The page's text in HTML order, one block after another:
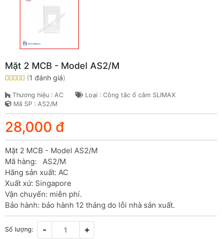
Mặt 2 MCB - Model AS2/M
(1 đánh giá)
Thương hiệu : AC
Loại : Công tắc ổ cắm SLIMAX
Mã SP : AS2/M
28,000 đ
Mặt 2 MCB - Model AS2/M
Mã hàng:   AS2/M
Hãng sản xuất: AC
Xuất xứ: Singapore
Vận chuyển: miễn phí.
Bảo hành: bảo hành 12 tháng do lỗi nhà sản xuất.
Số lượng: - +